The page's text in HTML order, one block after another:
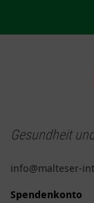
Gesundheit
info@malteser-
Spendenkonto